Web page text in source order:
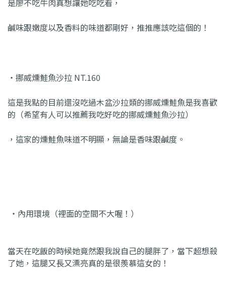
是廖不吃牛肉真想讓她吃吃看，
鹹味跟嫩度以及香料的味道都剛好，推推應該吃這個的！
・挪威燻鮭魚沙拉 NT.160
這是我點的目前還沒吃過木盆沙拉類的挪威燻鮭魚是我喜歡
的（希望有人可以推薦我吃好吃的挪威燻鮭魚沙拉）
，這家的燻鮭魚味道不明顯，無論是香味跟鹹度。
・內用環境（裡面的空間不大喔！）
當天在吃飯的時候她竟然跟我說自己的腿胖了，當下超想殺
了她，這腿又長又漂亮真的是很羨慕這女的！